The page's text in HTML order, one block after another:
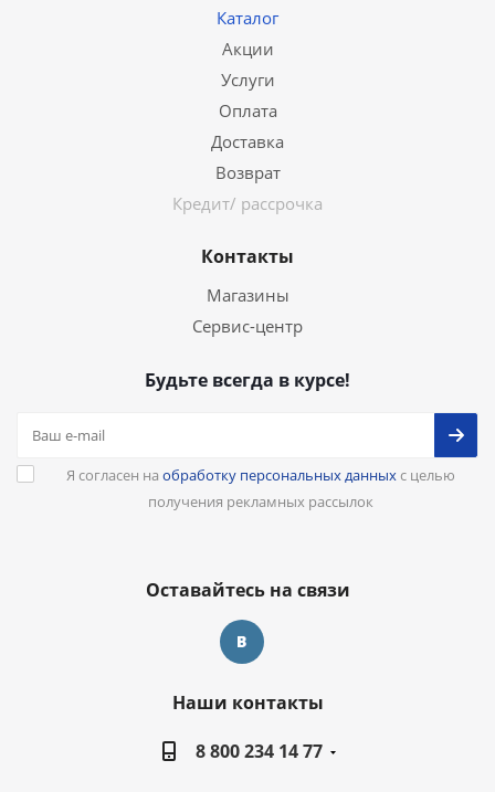
Каталог
Акции
Услуги
Оплата
Доставка
Возврат
Кредит/ рассрочка
Контакты
Магазины
Сервис-центр
Будьте всегда в курсе!
Я согласен на обработку персональных данныхс целью
получения рекламных рассылок
Оставайтесь на связи
Наши контакты
8 800 234 14 77